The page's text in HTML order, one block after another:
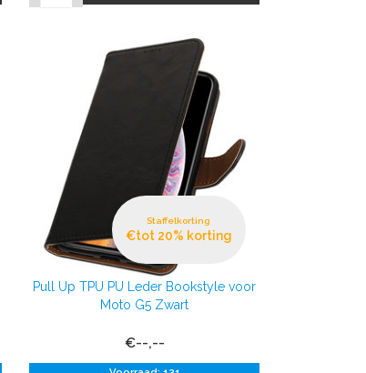
Staffelkorting
€tot 20% korting
Pull Up TPU PU Leder Bookstyle voor
Moto G5 Zwart
€--,--